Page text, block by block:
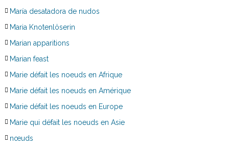
María desatadora de nudos
Maria Knotenlöserin
Marian apparitions
Marian feast
Marie défait les noeuds en Afrique
Marie défait les noeuds en Amérique
Marie défait les noeuds en Europe
Marie qui défait les noeuds en Asie
nœuds